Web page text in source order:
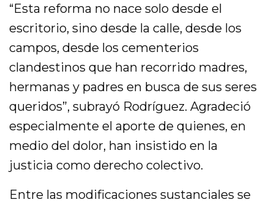
“Esta reforma no nace solo desde el
escritorio, sino desde la calle, desde los
campos, desde los cementerios
clandestinos que han recorrido madres,
hermanas y padres en busca de sus seres
queridos”, subrayó Rodríguez. Agradeció
especialmente el aporte de quienes, en
medio del dolor, han insistido en la
justicia como derecho colectivo.
Entre las modificaciones sustanciales se